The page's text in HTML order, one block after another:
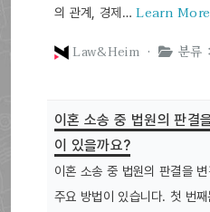
의 관계, 경제…Learn More
Law&Heim ·
분류
이혼 소송 중 법원의 판결
이 있을까요?
이혼 소송 중 법원의 판결을
주요 방법이 있습니다. 첫 번